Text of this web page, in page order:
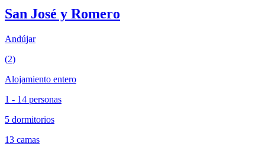
San José y Romero
Andújar
(2)
Alojamiento entero
1 - 14 personas
5 dormitorios
13 camas